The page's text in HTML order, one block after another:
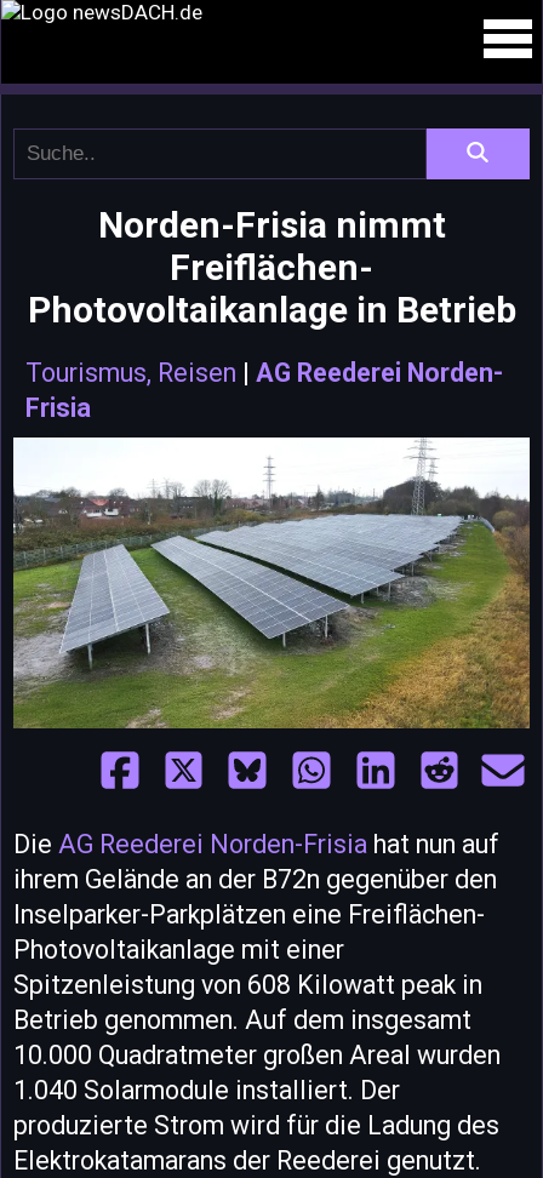
Norden-Frisia nimmt
Freiflächen-
Photovoltaikanlage in Betrieb
Tourismus, Reisen | AG Reederei Norden-
Frisia
Die AG Reederei Norden-Frisia hat nun auf
ihrem Gelände an der B72n gegenüber den
Inselparker-Parkplätzen eine Freiflächen-
Photovoltaikanlage mit einer
Spitzenleistung von 608 Kilowatt peak in
Betrieb genommen. Auf dem insgesamt
10.000 Quadratmeter großen Areal wurden
1.040 Solarmodule installiert. Der
produzierte Strom wird für die Ladung des
Elektrokatamarans der Reederei genutzt.